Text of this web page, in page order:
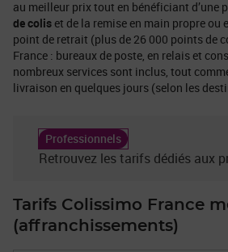
au meilleur prix tout en bénéficiant d’une
de colis et de la remise en main propre ou
point de retrait (plus de 26 000 points de
France : bureaux de poste, en relais et
nombreux services sont inclus, tout
livraison en quelques jours (selon les
Professionnels
Retrouvez les tarifs dédiés aux
Tarifs Colissimo France
(affranchissements)